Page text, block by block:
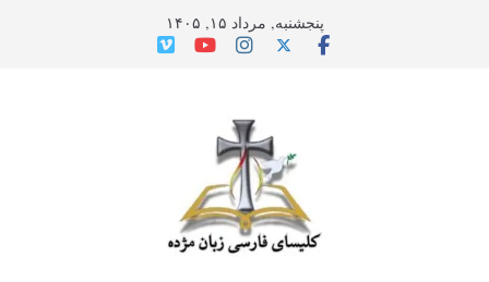
پنجشنبه, مرداد ۱۵, ۱۴۰۵